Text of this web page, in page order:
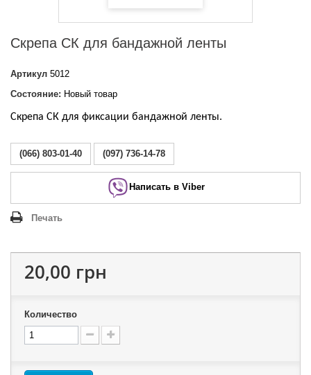
Скрепа СК для бандажной ленты
Артикул 5012
Состояние: Новый товар
Скрепа СК для фиксации бандажной ленты.
(066) 803-01-40 (097) 736-14-78
Написать в Viber
Печать
20,00 грн
Количество